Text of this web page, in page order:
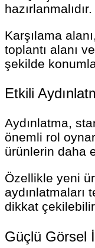
hazırlanmalıdır.
Karşılama
toplantı alanı
şekilde
Etkili
Aydınlatma,
önemli rol
ürünlerin daha
Özellikle yeni
aydınlatmaları
dikkat
Güçlü Görsel